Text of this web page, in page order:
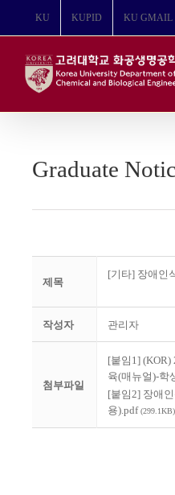
뛰
KU KUPID KU GMAIL
Graduate
제목
[기타] 장애인
작성자 관리자
첨부파일
[붙임1] (KOR)
육(매뉴얼)-학
[붙임2] 장애
용).pdf(299.1KB)